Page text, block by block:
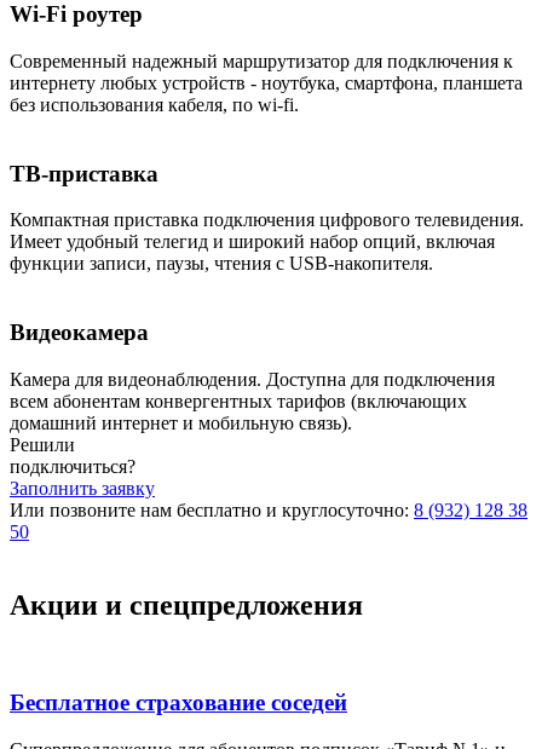
Wi-Fi роутер
Современный надежный маршрутизатор для подключения к
интернету любых устройств - ноутбука, смартфона, планшета
без использования кабеля, по wi-fi.
ТВ-приставка
Компактная приставка подключения цифрового телевидения.
Имеет удобный телегид и широкий набор опций, включая
функции записи, паузы, чтения с USB-накопителя.
Видеокамера
Камера для видеонаблюдения. Доступна для подключения
всем абонентам конвергентных тарифов (включающих
домашний интернет и мобильную связь).
Решили
подключиться?
Заполнить заявку
Или позвоните нам бесплатно и круглосуточно: 8 (932) 128 38
50
Акции и спецпредложения
Бесплатное страхование соседей